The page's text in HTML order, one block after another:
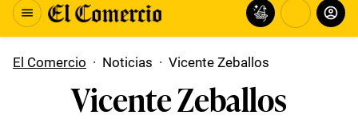
El Comercio · Noticias · Vicente Zeballos
Vicente Zeballos